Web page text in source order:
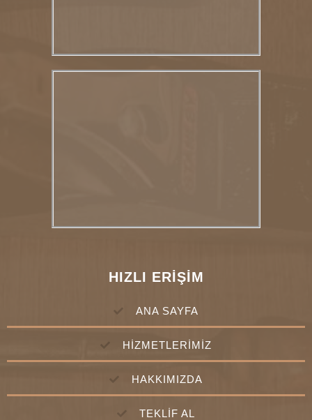
HIZLI ERİŞİM
ANA SAYFA
HİZMETLERİMİZ
HAKKIMIZDA
TEKLİF AL